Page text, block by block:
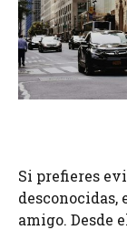
Si prefieres
amigo. Desde